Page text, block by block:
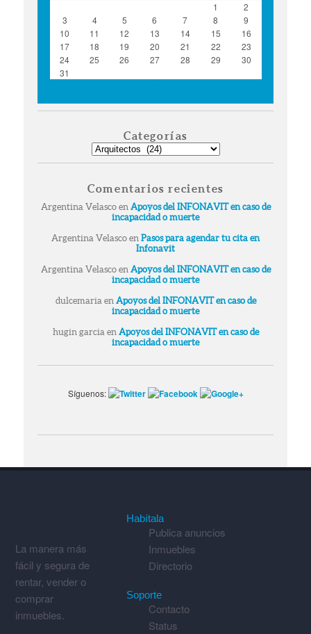
1
2
3
4 5 6 7 8
9
10
11 12 13 14 15
16
17
18 19 20 21 22
23
24
25 26 27 28 29
30
31
Categorías
Categorías
Comentarios recientes
Argentina Velascoen Apoyos del INFONAVIT en caso de
incapacidad o muerte
Argentina Velasco en Pasos para agendar tu cita en
Infonavit
Argentina Velascoen Apoyos del INFONAVIT en caso de
incapacidad o muerte
dulcemaria en Apoyos del INFONAVIT en caso de
incapacidad o muerte
hugin garcia en Apoyos del INFONAVIT en caso de
incapacidad o muerte
Síguenos:
La manera más
fácil y segura de
rentar, vender o
comprar
inmuebles.
Habítala
Publica anuncios
Inmuebles
Directorio
Soporte
Contacto
Status